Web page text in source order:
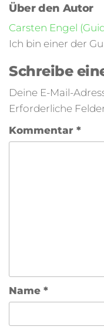
Über den Autor
Carsten Engel
Ich bin einer der
Schreibe
Deine E-Mail-
Erforderliche
Kommentar *
Name *